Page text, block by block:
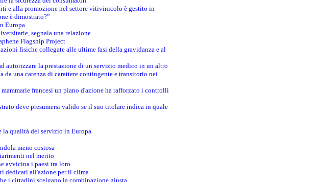
e alla promozione nel settore vitivinicolo è gestito in
è dimostrato?”
Europa
segnala una relazione
Flagship Project
fisiche collegate alle ultime fasi della gravidanza e al
autorizzare la prestazione di un servizio medico in un altro
una carenza di carattere contingente e transitorio nei
francesi un piano d'azione ha rafforzato i controlli
deve presumersi valido se il suo titolare indica in quale
la qualità del servizio in Europa
meno costosa
nel merito
avvicina i paesi tra loro
dedicati all'azione per il clima
i cittadini scelgano la combinazione giusta.